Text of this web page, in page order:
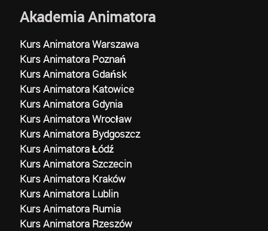
Akademia Animatora
Kurs Animatora Warszawa
Kurs Animatora Poznań
Kurs Animatora Gdańsk
Kurs Animatora Katowice
Kurs Animatora Gdynia
Kurs Animatora Wrocław
Kurs Animatora Bydgoszcz
Kurs Animatora Łódź
Kurs Animatora Szczecin
Kurs Animatora Kraków
Kurs Animatora Lublin
Kurs Animatora Rumia
Kurs Animatora Rzeszów